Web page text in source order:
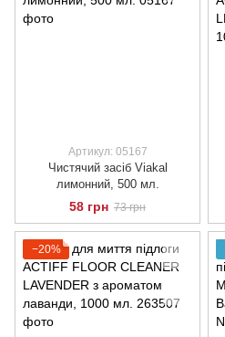
Артикул: 05167
Чистячий засіб Viakal
лимонний, 500 мл.
58 грн 73 грн
−20%